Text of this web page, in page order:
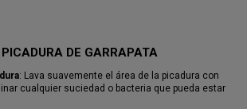
DE GARRAPATA
: Lava suavemente el área de la picadura con
cualquier suciedad o bacteria que pueda estar